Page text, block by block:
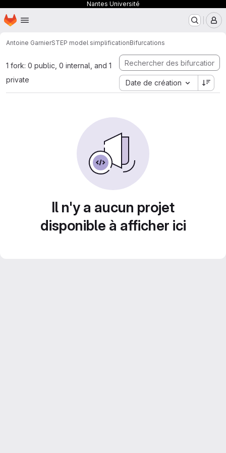
Nantes Université
Passer au contenu principal
Page d'accueil
Antoine GarnierSTEP model simplificationBifurcations
1 fork: 0 public, 0 internal, and 1
private
Date de création
Il n'y a aucun projet
disponible à afficher ici